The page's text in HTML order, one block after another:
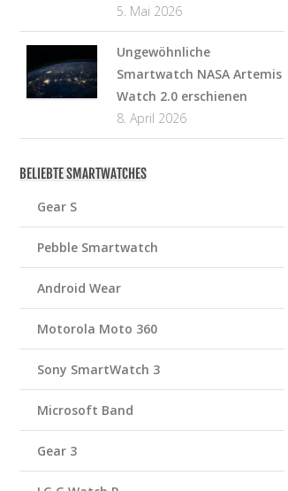
5. Mai 2026
Ungewöhnliche
Smartwatch NASA Artemis
Watch 2.0 erschienen
8. April 2026
BELIEBTE SMARTWATCHES
Gear S
Pebble Smartwatch
Android Wear
Motorola Moto 360
Sony SmartWatch 3
Microsoft Band
Gear 3